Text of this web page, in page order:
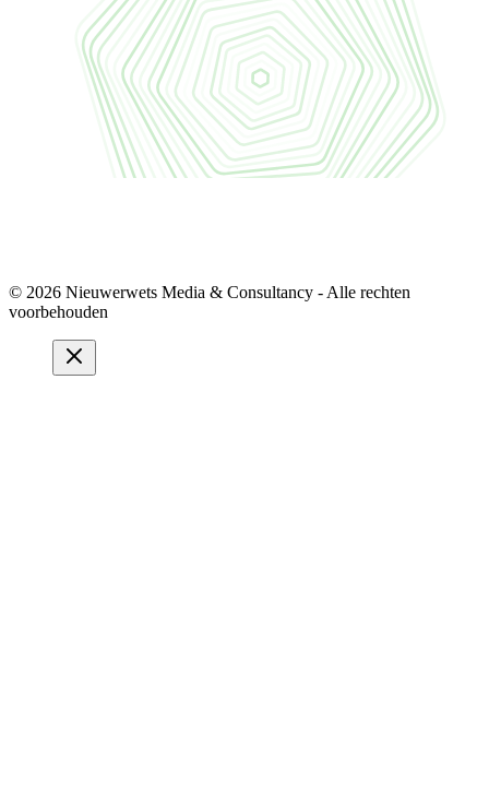
© 2026 Nieuwerwets Media & Consultancy - Alle rechten
voorbehouden